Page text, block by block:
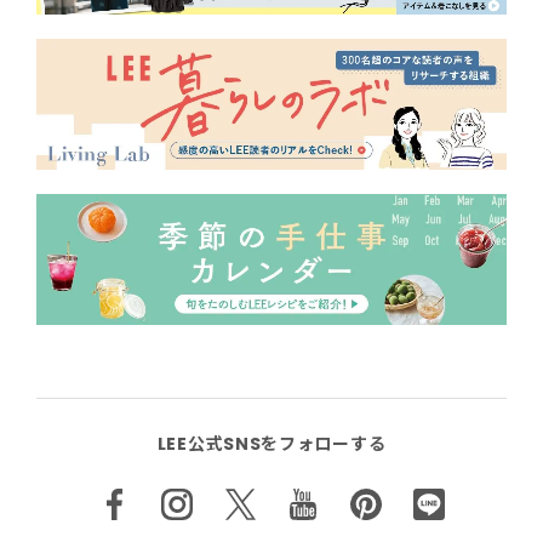
LEE公式SNSをフォローする